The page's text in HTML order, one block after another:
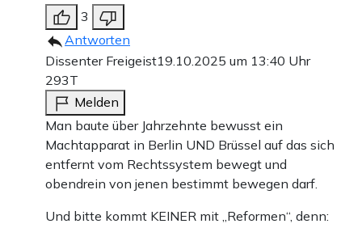
3
Antworten
Dissenter Freigeist19.10.2025 um 13:40 Uhr
293T
Melden
Man baute über Jahrzehnte bewusst ein
Machtapparat in Berlin UND Brüssel auf das sich
entfernt vom Rechtssystem bewegt und
obendrein von jenen bestimmt bewegen darf.
Und bitte kommt KEINER mit „Reformen“, denn: